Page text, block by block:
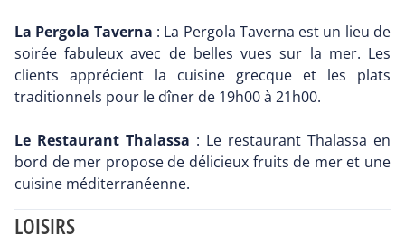
La Pergola Taverna : La Pergola Taverna est un lieu de
soirée fabuleux avec de belles vues sur la mer. Les
clients apprécient la cuisine grecque et les plats
traditionnels pour le dîner de 19h00 à 21h00.
Le Restaurant Thalassa : Le restaurant Thalassa en
bord de mer propose de délicieux fruits de mer et une
cuisine méditerranéenne.
LOISIRS